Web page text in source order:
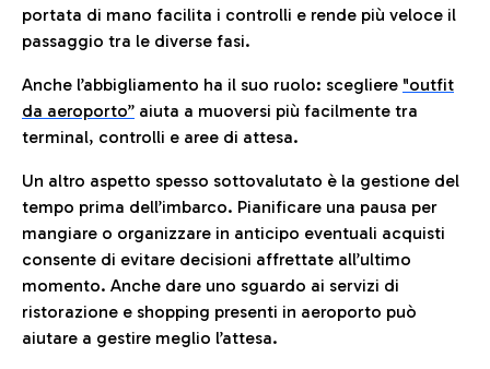
portata di mano facilita i controlli e rende più veloce il
passaggio tra le diverse fasi.
Anche l’abbigliamento ha il suo ruolo: scegliere "outfit
da aeroporto” aiuta a muoversi più facilmente tra
terminal, controlli e aree di attesa.
Un altro aspetto spesso sottovalutato è la gestione del
tempo prima dell’imbarco. Pianificare una pausa per
mangiare o organizzare in anticipo eventuali acquisti
consente di evitare decisioni affrettate all’ultimo
momento. Anche dare uno sguardo ai servizi di
ristorazione e shopping presenti in aeroporto può
aiutare a gestire meglio l’attesa.